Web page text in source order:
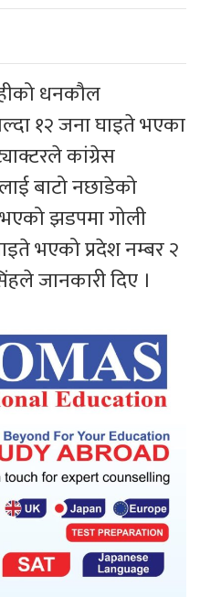
धनकौल
१२ जना घाइते भएका
कांग्रेस
बाटो नछाडेको
झडपमा गोली
भएको प्रदेश नम्बर २
जानकारी दिए ।